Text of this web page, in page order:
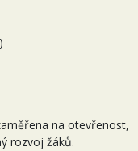
na otevřenost,
rozvoj žáků.